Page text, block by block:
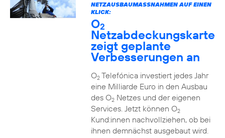
NETZAUSBAUMASSNAHMEN AUF EINEN K
LICK:
O2
Netzabdeckungskarte
zeigt geplante
Verbesserungen an
O2Telefónica investiert jedes Jahr
eine Milliarde Euro in den Ausbau
des O2Netzes und der eigenen
Services. Jetzt können O2
Kund:innen nachvollziehen, ob bei
ihnen demnächst ausgebaut wird.